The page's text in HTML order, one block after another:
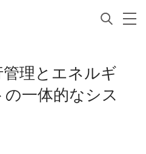
理とエネルギ
一体的なシス